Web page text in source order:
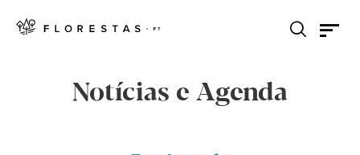
Notícias e Agenda